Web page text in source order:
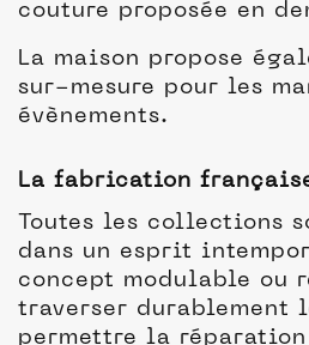
couture proposée en
La maison propose
sur-mesure pour les
évènements.
La fabrication
Toutes les collections
dans un esprit
concept modulable ou
traverser durablement
permettre la réparation